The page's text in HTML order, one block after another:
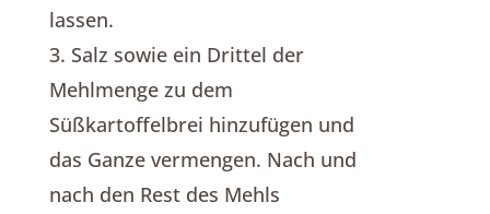
lassen.
3. Salz sowie ein Drittel der
Mehlmenge zu dem
Süßkartoffelbrei hinzufügen und
das Ganze vermengen. Nach und
nach den Rest des Mehls